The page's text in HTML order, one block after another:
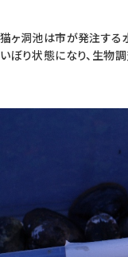
猫ヶ洞池は市が発注する
いぼり状態になり、生物